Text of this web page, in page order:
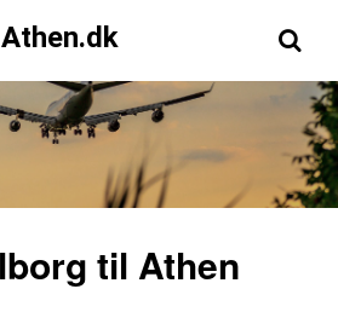
Athen.dk
til Athen